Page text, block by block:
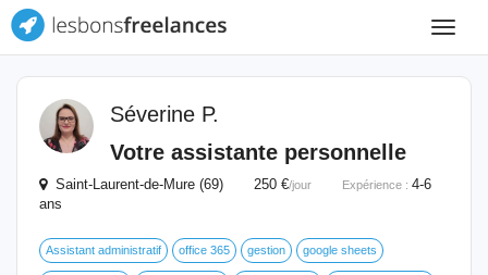
Toggle
Séverine P.
Votre assistante personnelle
Saint-Laurent-de-Mure (69) 250 €/jour Expérience : 4-6
ans
Assistant administratif office 365 gestion google sheets